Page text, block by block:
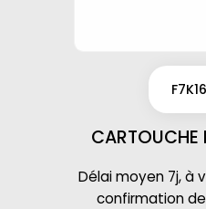
CARTOUCHE
Délai moyen 7j, à
confirmation